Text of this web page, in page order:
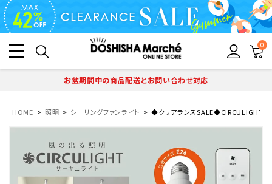
0
お盆期間中の商品配送とお問い合わせ対応
HOME 照明 シーリングファンライト ◆クリアランスSALE◆CIRCULIGHT(サ